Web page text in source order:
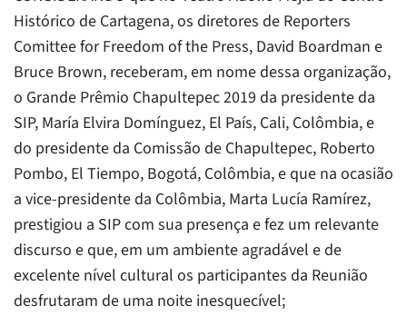
Histórico de Cartagena, os diretores de Reporters
Comittee for Freedom of the Press, David Boardman e
Bruce Brown, receberam, em nome dessa organização,
o Grande Prêmio Chapultepec 2019 da presidente da
SIP, María Elvira Domínguez, El País, Cali, Colômbia, e
do presidente da Comissão de Chapultepec, Roberto
Pombo, El Tiempo, Bogotá, Colômbia, e que na ocasião
a vice-presidente da Colômbia, Marta Lucía Ramírez,
prestigiou a SIP com sua presença e fez um relevante
discurso e que, em um ambiente agradável e de
excelente nível cultural os participantes da Reunião
desfrutaram de uma noite inesquecível;